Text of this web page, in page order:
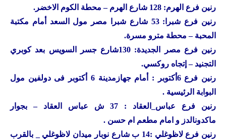
رنين فرع الهرم: 128 شارع الهرم – محطة الكوم الاخضر.
رنين
فرع شبرا: 53 شارع شبرا مصر مول السعد أمام مكتبة
المحبة – محطة مترو مسرة.
رنين
فرع مصر الجديدة: 130شارع جسر السويس بعد كوبري
التجنيد – إتجاه روكسي.
رنين
فرع 6أكتوبر : أمام جهازمدينة 6 أكتوبر فى دولفين مول
البوابة الرئيسية .
رنين
فرع عباس_العقاد : 37 ش عباس العقاد – بجوار
ماكدونالدز و امام مطعم ام حسن .
رنين
فرع لاظوغلي :14 ب شارع نوبار ميدان لاظوغلي _ بالقرب